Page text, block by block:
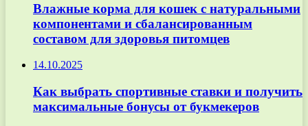
Влажные корма для кошек с натуральными
компонентами и сбалансированным
составом для здоровья питомцев
14.10.2025
Как выбрать спортивные ставки и получить
максимальные бонусы от букмекеров